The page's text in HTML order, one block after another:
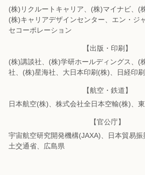
(株)リクルートキャリア、(株)マイナビ、(
(株)キャリアデザインセンター、エン・ジ
セコーポレーション
【出版・印刷】
(株)講談社、(株)学研ホールディングス、(
社、(株)星海社、 大日本印刷(株)、日経印
【航空・鉄道】
日本航空(株)、株式会社全日本空輸(株)、
【官公庁】
宇宙航空研究開発機構(JAXA)、日本貿易
土交通省、広島県